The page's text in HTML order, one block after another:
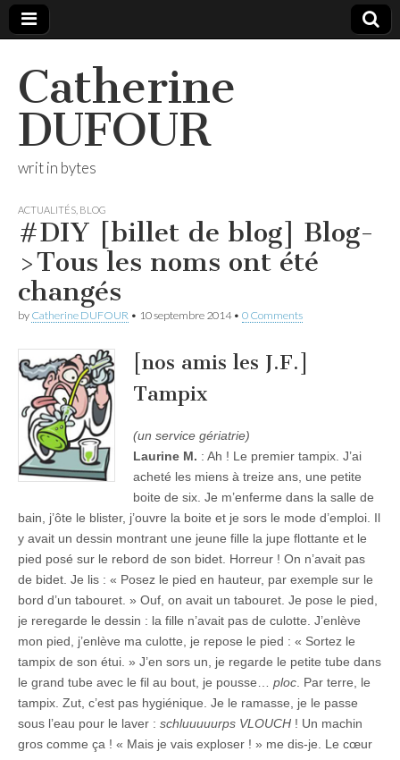
Catherine
DUFOUR
writ in bytes
ACTUALITÉS BLOG
#DIY [billet de blog] Blog-
>Tous les noms ont été
changés
by Catherine DUFOUR • 10 septembre 2014• 0 Comments
[nos amis les J.F.]
Tampix
(un service gériatrie)
Laurine M. : Ah ! Le premier tampix. J’ai
acheté les miens à treize ans, une petite
boite de six. Je m’enferme dans la salle de
bain, j’ôte le blister, j’ouvre la boite et je sors le mode d’emploi. Il
y avait un dessin montrant une jeune fille la jupe flottante et le
pied posé sur le rebord de son bidet. Horreur ! On n’avait pas
de bidet. Je lis : « Posez le pied en hauteur, par exemple sur le
bord d’un tabouret. » Ouf, on avait un tabouret. Je pose le pied,
je reregarde le dessin : la fille n’avait pas de culotte. J’enlève
mon pied, j’enlève ma culotte, je repose le pied : « Sortez le
tampix de son étui. » J’en sors un, je regarde le petite tube dans
le grand tube avec le fil au bout, je pousse… ploc . Par terre, le
tampix. Zut, c’est pas hygiénique. Je le ramasse, je le passe
sous l’eau pour le laver : schluuuuurps VLOUCH ! Un machin
gros comme ça ! « Mais je vais exploser ! » me dis-je. Le cœur